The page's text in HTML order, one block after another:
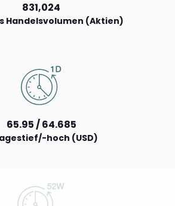
831,024
Handelsvolumen (Aktien)
65.95 / 64.685
hoch (USD)